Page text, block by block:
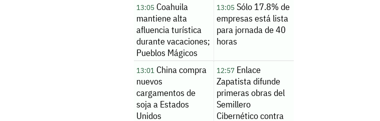
13:05 Coahuila
mantiene alta
afluencia turística
durante vacaciones;
Pueblos Mágicos
alcanzan ocupación
total los fines de
semana
13:05Sólo 17.8% de
empresas está lista
para jornada de 40
horas
13:01 China compra
nuevos
cargamentos de
soja a Estados
Unidos
12:57Enlace
Zapatista difunde
primeras obras del
Semillero
Cibernético contra